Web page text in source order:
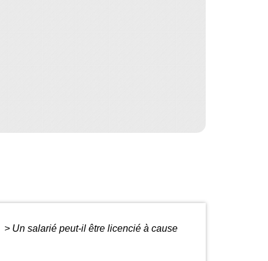
> Un salarié peut-il être licencié à cause